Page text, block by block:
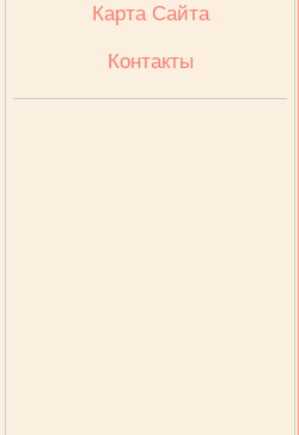
Карта Сайта
Контакты